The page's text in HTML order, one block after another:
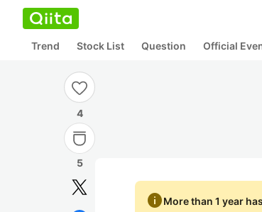
Trend Stock List Question Official
4
5
infoMore than 1 year